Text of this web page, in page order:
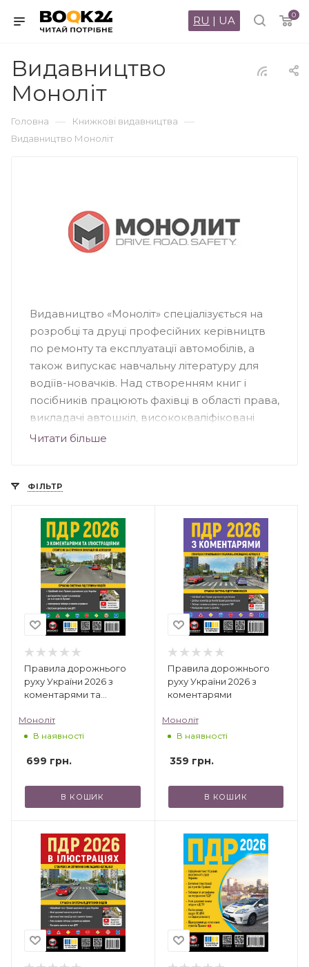
0
RU | UA
Видавництво
Моноліт
Головна — Книжкові видавництва —
Видавництво Моноліт
Видавництво «Моноліт» спеціалізується на
розробці та друці професійних керівництв
по ремонту та експлуатації автомобілів, а
також випускає навчальну літературу для
водіїв-новачків. Над створенням книг і
посібників працюють фахівці в області права,
викладачі автошкіл, висококваліфіковані
методисти. Книги видавництва
малюнків виконана з використанням 3D-
Читати більше
ФІЛЬТР
Правила дорожнього
руху України 2026 з
коментарями та
Моноліт
В наявності
699 грн.
В КОШИК
Правила дорожнього
руху України 2026 з
коментарями
Моноліт
В наявності
359 грн.
В КОШИК